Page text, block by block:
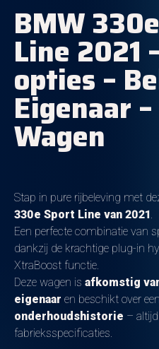
BMW
Line 2021
opties –
Eigenaar
Wagen
Stap in pure rijbeleving met
330e Sport Line van 2021
Een perfecte combinatie van
dankzij de krachtige plug-in
XtraBoost functie.
Deze wagen is afkomstig
eigenaar en beschikt over een
onderhoudshistorie –
fabrieksspecificaties.